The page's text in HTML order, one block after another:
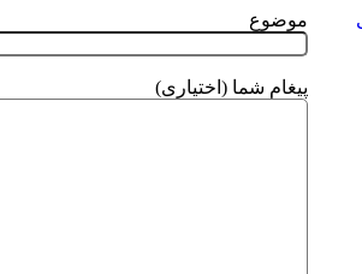
موضوع
پیغام شما (اختیاری)